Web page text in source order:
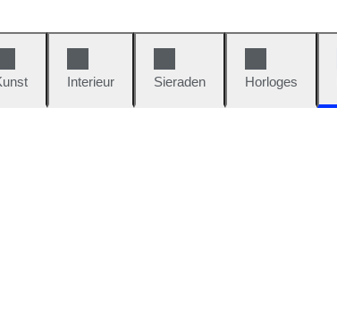
Interieur Sieraden Horloges